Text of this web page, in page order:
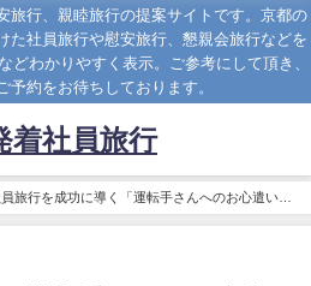
旅行、親睦旅行の提案サイトです。京都の
た社員旅行や慰安旅行、懇親会旅行などを
どわかりやすく表示。ご参考にして頂き、
予約をお待ちしております。
着社員旅行
旅行を成功に導く「運転手さんへのお心遣い」